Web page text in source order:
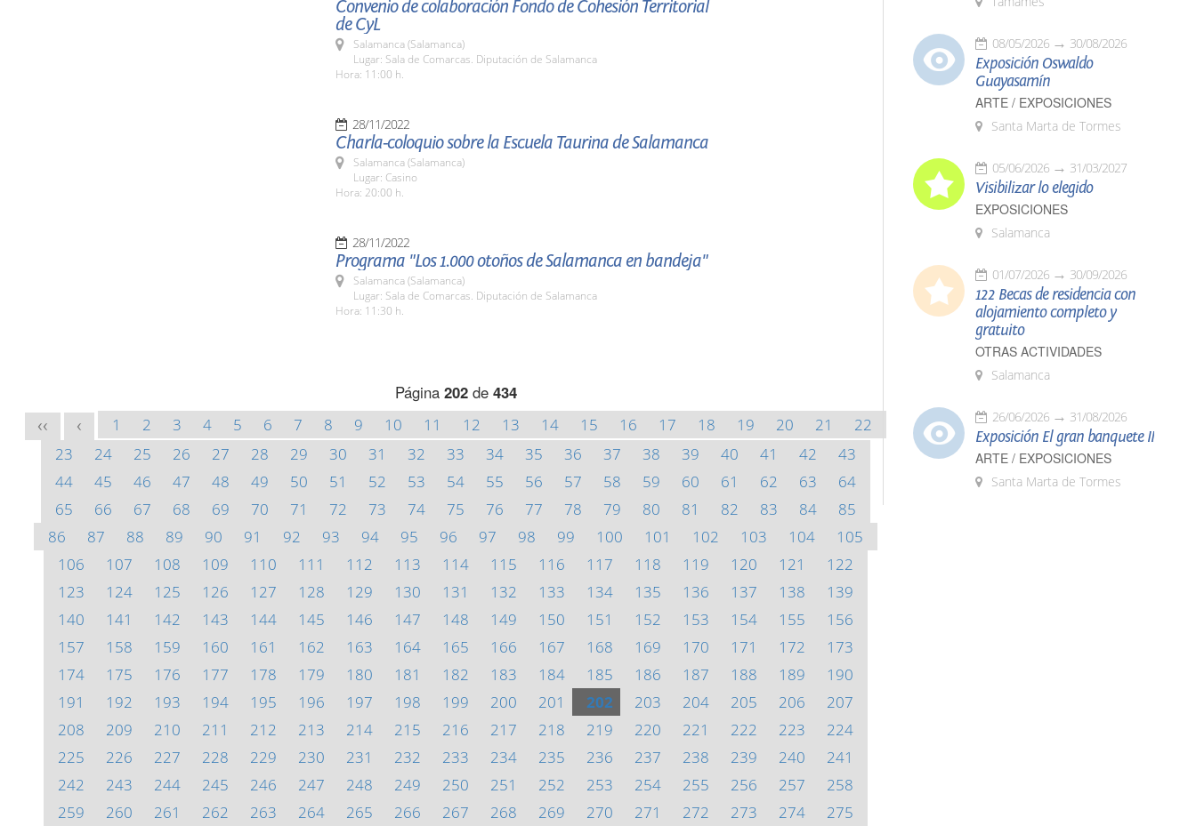
Convenio de colaboración Fondo de Cohesión Territorial
de CyL
Salamanca (Salamanca)
Lugar: Sala de Comarcas. Diputación de Salamanca
Hora: 11:00 h.
28/11/2022
Charla-coloquio sobre la Escuela Taurina de Salamanca
Salamanca (Salamanca)
Lugar: Casino
Hora: 20:00 h.
28/11/2022
Programa "Los 1.000 otoños de Salamanca en bandeja"
Salamanca (Salamanca)
Lugar: Sala de Comarcas. Diputación de Salamanca
Hora: 11:30 h.
Página 202de 434
<< < 1 2 3 4 5 6 7 8 9 10 11 12 13 14 15 16 17 18 19 20 21
22
23
24 25 26 27 28 29 30 31 32 33 34 35 36 37 38 39 40 41 42
43
44
45 46 47 48 49 50 51 52 53 54 55 56 57 58 59 60 61 62 63
64
65
66 67 68 69 70 71 72 73 74 75 76 77 78 79 80 81 82 83 84
85
86
87 88 89 90 91 92 93 94 95 96 97 98 99 100 101 102 103 104
105
106
107 108 109 110 111 112 113 114 115 116 117 118 119 120 121
122
123
124 125 126 127 128 129 130 131 132 133 134 135 136 137 138
139
140
141 142 143 144 145 146 147 148 149 150 151 152 153 154 155
156
157
158 159 160 161 162 163 164 165 166 167 168 169 170 171 172
173
174
175 176 177 178 179 180 181 182 183 184 185 186 187 188 189
190
191
192 193 194 195 196 197 198 199 200 201 202 203 204 205 206
207
208
209 210 211 212 213 214 215 216 217 218 219 220 221 222 223
224
225
226 227 228 229 230 231 232 233 234 235 236 237 238 239 240
241
242
243 244 245 246 247 248 249 250 251 252 253 254 255 256 257
258
259
260 261 262 263 264 265 266 267 268 269 270 271 272 273 274 275
08/05/2026 30/08/2026
Exposición Oswaldo
Guayasamín
ARTE / EXPOSICIONES
Santa Marta de Tormes
05/06/2026 31/03/2027
Visibilizar lo elegido
EXPOSICIONES
Salamanca
01/07/2026 30/09/2026
122 Becas de residencia con
alojamiento completo y
gratuito
OTRAS ACTIVIDADES
Salamanca
26/06/2026 31/08/2026
Exposición El gran banquete II
ARTE / EXPOSICIONES
Santa Marta de Tormes